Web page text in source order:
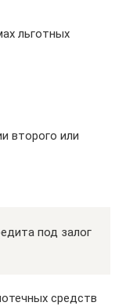
льготных
второго или
под залог
средств